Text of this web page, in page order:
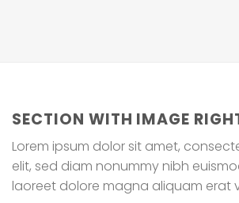
SECTION WITH IMAGE
Lorem ipsum dolor sit amet,
elit, sed diam nonummy nibh
laoreet dolore magna aliquam erat